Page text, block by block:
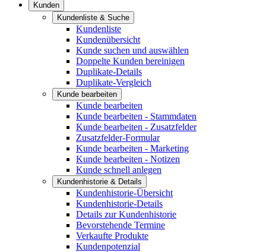
Kunden
Kundenliste & Suche
Kundenliste
Kundenübersicht
Kunde suchen und auswählen
Doppelte Kunden bereinigen
Duplikate-Details
Duplikate-Vergleich
Kunde bearbeiten
Kunde bearbeiten
Kunde bearbeiten - Stammdaten
Kunde bearbeiten - Zusatzfelder
Zusatzfelder-Formular
Kunde bearbeiten - Marketing
Kunde bearbeiten - Notizen
Kunde schnell anlegen
Kundenhistorie & Details
Kundenhistorie-Übersicht
Kundenhistorie-Details
Details zur Kundenhistorie
Bevorstehende Termine
Verkaufte Produkte
Kundenpotenzial